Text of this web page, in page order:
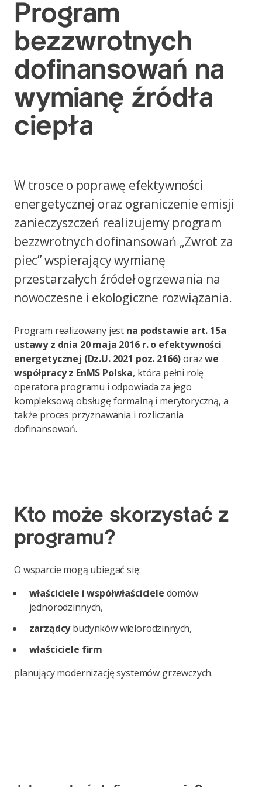
Program
bezzwrotnych
dofinansowań na
wymianę źródła
ciepła
W trosce o poprawę efektywności
energetycznej oraz ograniczenie emisji
zanieczyszczeń realizujemy program
bezzwrotnych dofinansowań „Zwrot za
piec” wspierający wymianę
przestarzałych źródeł ogrzewania na
nowoczesne i ekologiczne rozwiązania.
Program realizowany jest na podstawie art. 15a
ustawy z dnia 20 maja 2016 r. o efektywności
energetycznej (Dz.U. 2021 poz. 2166)orazwe
współpracy z EnMS Polska, która pełni rolę
operatora programu i odpowiada za jego
kompleksową obsługę formalną i merytoryczną, a
także proces przyznawania i rozliczania
dofinansowań.
Kto może skorzystać z
programu?
O wsparcie mogą ubiegać się:
właściciele i współwłaściciele domów
jednorodzinnych,
zarządcybudynków wielorodzinnych,
właściciele firm
planujący modernizację systemów grzewczych.